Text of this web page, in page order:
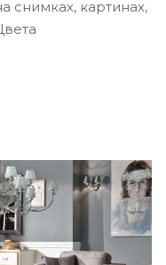
снимках, картинах,